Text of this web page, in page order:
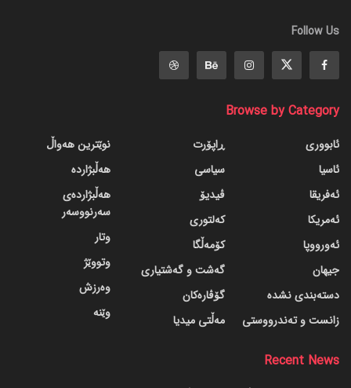
Follow Us
Browse by Category
ئابووری
ئاسیا
ئەفریقا
ئەمریکا
ئەورووپا
جیهان
دسته‌بندی نشده
زانست و تەندرووستی
ڕاپۆرت
سیاسی
ڤیدیۆ
کەلتوری
کۆمەڵگا
گه‌شت و گه‌شتیاری
گۆڤاره‌کان
مەڵتی میدیا
نوێترین هەواڵ
هەڵبژاردە
هەڵبژاردەی
سەرنووسەر
وتار
وتووێژ
وەرزش
وێنە
Recent News